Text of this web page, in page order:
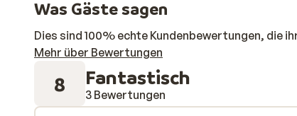
Was Gäste sagen
Dies sind 100% echte Kundenbewertungen, die
Mehr über Bewertungen
8 Fantastisch
3 Bewertungen